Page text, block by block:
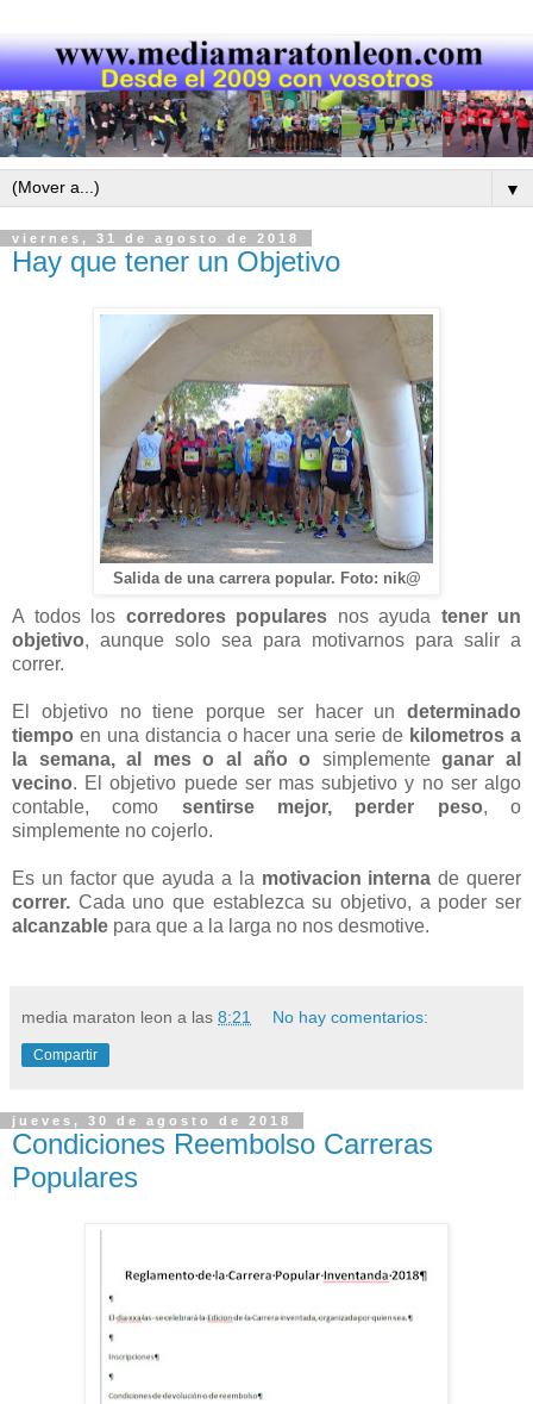
▼
viernes, 31 de agosto de 2018
Hay que tener un Objetivo
Salida de una carrera popular. Foto: nik@
A todos los corredores populares nos ayuda tener un
objetivo, aunque solo sea para motivarnos para salir a
correr.
El objetivo no tiene porque ser hacer un determinado
tiempo en una distancia o hacer una serie de kilometros a
la semana, al mes o al año o simplementeganar al
vecino. El objetivo puede ser mas subjetivo y no ser algo
contable, como sentirse mejor, perder peso, o
simplemente no cojerlo.
Es un factor que ayuda a la motivacion interna de querer
correr. Cada uno que establezca su objetivo, a poder ser
alcanzable para que a la larga no nos desmotive.
media maraton leon a las 8:21 No hay comentarios:
Compartir
jueves, 30 de agosto de 2018
Condiciones Reembolso Carreras
Populares